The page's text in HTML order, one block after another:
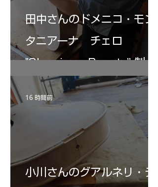
田中さんのドメニコ・モン
タニアーナ チェロ
"Sleeping・Beauty” 制作
記 31
小川さんのグアルネリ・デ
16 時間前